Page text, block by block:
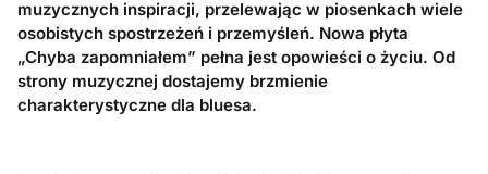
muzycznych inspiracji, przelewając w piosenkach wiele
osobistych spostrzeżeń i przemyśleń. Nowa płyta
„Chyba zapomniałem” pełna jest opowieści o życiu. Od
strony muzycznej dostajemy brzmienie
charakterystyczne dla bluesa.